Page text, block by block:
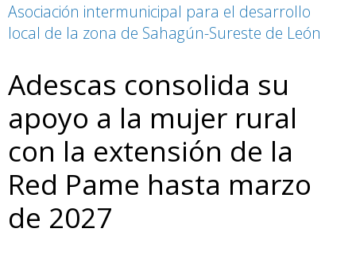
Asociación intermunicipal para el desarrollo
local de la zona de Sahagún-Sureste de León
Adescas consolida su
apoyo a la mujer rural
con la extensión de la
Red Pame hasta marzo
de 2027